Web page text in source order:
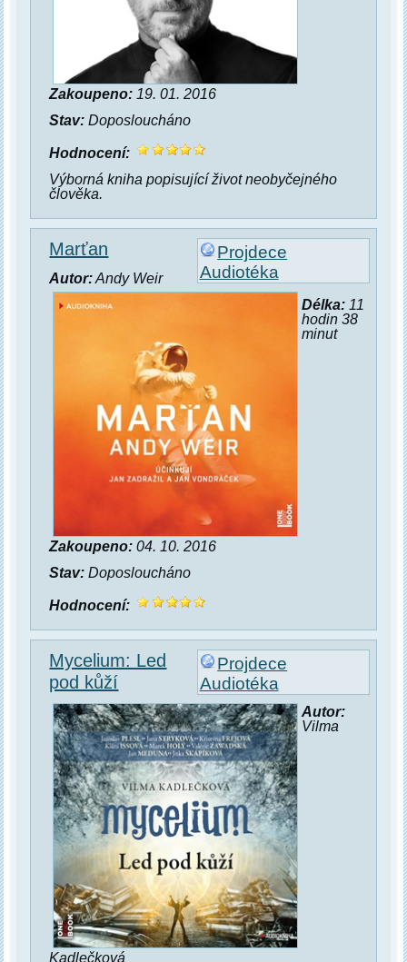
Zakoupeno: 19. 01. 2016
Stav: Doposloucháno
Hodnocení:
Výborná kniha popisující život neobyčejného
člověka.
Projdece
Audiotéka
Marťan
Autor:Andy Weir
Délka:11
hodin 38
minut
Zakoupeno: 04. 10. 2016
Stav: Doposloucháno
Hodnocení:
Projdece
Audiotéka
Mycelium: Led
pod kůží
Autor:
Vilma
Kadlečková